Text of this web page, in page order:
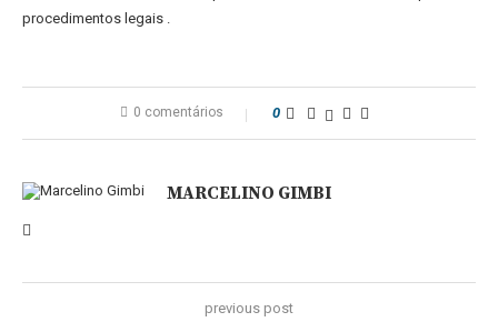
procedimentos legais .
0 comentários 0
MARCELINO GIMBI
previous post